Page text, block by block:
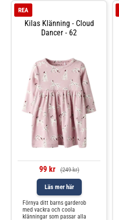
bomull, polyester, elastan och
viskose
Kilas Klänning - Cloud
Dancer - 62
REA
99 kr (249 kr)
Läs mer här
Förnya ditt barns garderob
med vackra och coola
klänningar som passar alla